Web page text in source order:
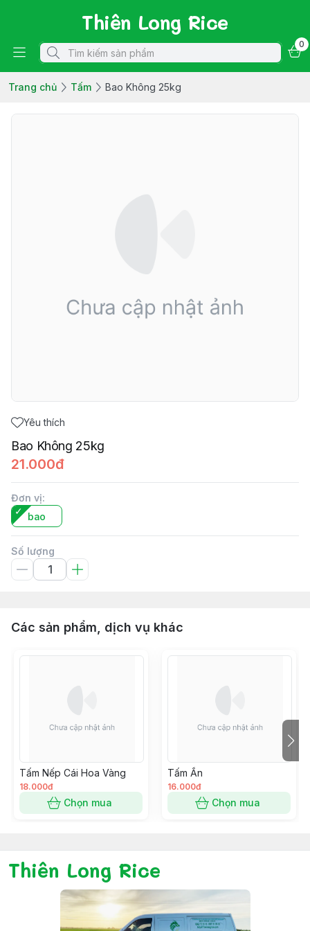
Thiên Long Rice
0
Trang chủ Tấm Bao Không 25kg
Yêu thích
Bao Không 25kg
21.000đ
Đơn vị:
bao
Số lượng
Các sản phẩm, dịch vụ khác
Tấm Nếp Cái Hoa Vàng
18.000đ
Chọn mua
Tấm Ấn
16.000đ
Chọn mua
Thiên Long Rice